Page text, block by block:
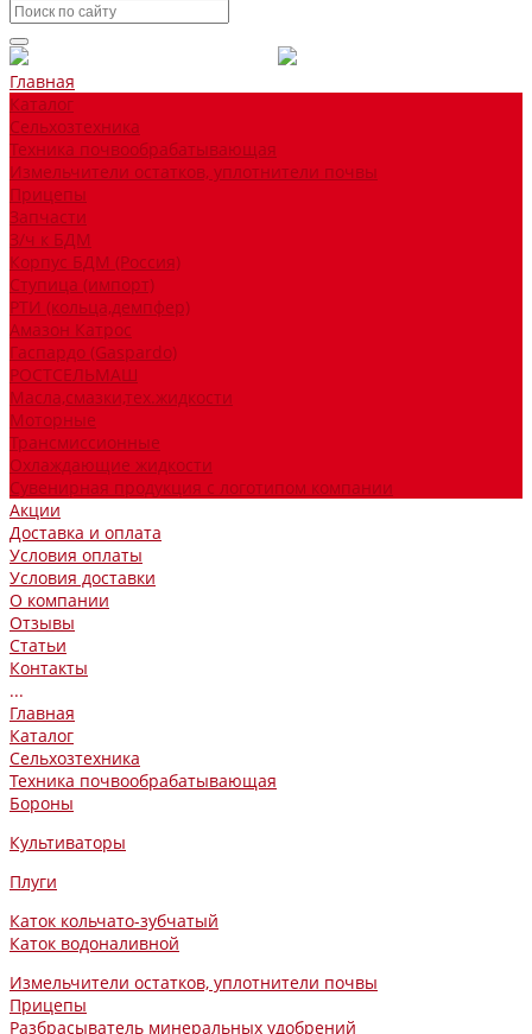
Главная
Каталог
Сельхозтехника
Техника почвообрабатывающая
Измельчители остатков, уплотнители почвы
Прицепы
Запчасти
З/ч к БДМ
Корпус БДМ (Россия)
Ступица (импорт)
РТИ (кольца,демпфер)
Амазон Катрос
Гаспардо (Gaspardo)
РОСТСЕЛЬМАШ
Масла,смазки,тех.жидкости
Моторные
Трансмиссионные
Охлаждающие жидкости
Сувенирная продукция с логотипом компании
Акции
Доставка и оплата
Условия оплаты
Условия доставки
О компании
Отзывы
Статьи
Контакты
...
Главная
Каталог
Сельхозтехника
Техника почвообрабатывающая
Бороны
Культиваторы
Плуги
Каток кольчато-зубчатый
Каток водоналивной
Измельчители остатков, уплотнители почвы
Прицепы
Разбрасыватель минеральных удобрений